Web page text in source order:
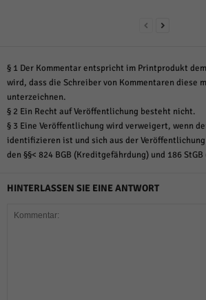
§ 1 Der Kommentar entspricht im Printprodukt
wird, dass die Schreiber von Kommentaren diese
unterzeichnen.
§ 2 Ein Recht auf Veröffentlichung besteht nicht.
§ 3 Eine Veröffentlichung wird verweigert, wenn
identifizieren ist und sich aus der Veröffentlichung
den §§< 824 BGB (Kreditgefährdung) und 186
HINTERLASSEN SIE EINE ANTWORT